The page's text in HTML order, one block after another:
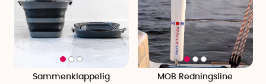
Sammenklappelig
MOB Redningsline